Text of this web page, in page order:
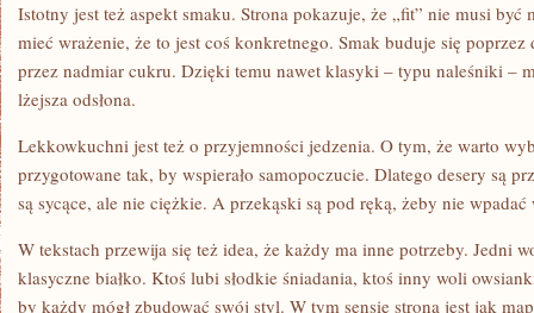
Istotny jest też aspekt smaku. Strona pokazuje, że „fit” nie musi być
mieć wrażenie, że to jest coś konkretnego. Smak buduje się poprzez
przez nadmiar cukru. Dzięki temu nawet klasyki – typu naleśniki –
lżejsza odsłona.
Lekkowkuchni jest też o przyjemności jedzenia. O tym, że warto
przygotowane tak, by wspierało samopoczucie. Dlatego desery są
są sycące, ale nie ciężkie. A przekąski są pod ręką, żeby nie
W tekstach przewija się też idea, że każdy ma inne potrzeby. Jedni
klasyczne białko. Ktoś lubi słodkie śniadania, ktoś inny woli
by każdy mógł zbudować swój styl. W tym sensie strona jest jak